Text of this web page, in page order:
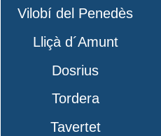
Vilobí del Penedès
Lliçà d´Amunt
Dosrius
Tordera
Tavertet